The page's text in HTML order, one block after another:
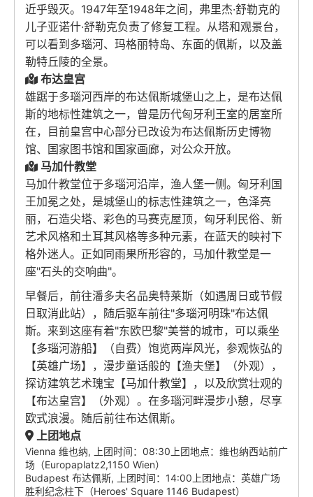
近乎毁灭。1947年至1948年之间，弗里杰·舒勒克的
儿子亚诺什·舒勒克负责了修复工程。从塔和观景台，
可以看到多瑙河、玛格丽特岛、东面的佩斯，以及盖
勒特丘陵的全景。
布达皇宫
雄踞于多瑙河西岸的布达佩斯城堡山之上，是布达佩
斯的地标性建筑之一，曾是历代匈牙利王室的居室所
在，目前皇宫中心部分已改设为布达佩斯历史博物
馆、国家图书馆和国家画廊，对公众开放。
马加什教堂
马加什教堂位于多瑙河沿岸，渔人堡一侧。匈牙利国
王加冕之处，是城堡山的标志性建筑之一，色泽亮
丽，石造尖塔、彩色的马赛克屋顶，匈牙利民俗、新
艺术风格和土耳其风格等多种元素，在蓝天的映衬下
格外迷人。正如同雨果所形容的，马加什教堂是一
座"石头的交响曲"。
早餐后，前往潘多夫名品奥特莱斯（如遇周日或节假
日取消此站），随后驱车前往"多瑙河明珠"布达佩
斯。来到这座有着"东欧巴黎"美誉的城市，可以乘坐
【多瑙河游船】（自费）饱览两岸风光，参观恢弘的
【英雄广场】，漫步童话般的【渔夫堡】（外观），
探访建筑艺术瑰宝【马加什教堂】，以及欣赏壮观的
【布达皇宫】（外观）。在多瑙河畔漫步小憩，尽享
欧式浪漫。随后前往布达佩斯。
上团地点
Vienna 维也纳, 上团时间：08:30上团地点：维也纳西站前广
场（Europaplatz2,1150 Wien）
Budapest 布达佩斯, 上团时间：14:00上团地点：英雄广场
胜利纪念柱下（Heroes' Square 1146 Budapest）